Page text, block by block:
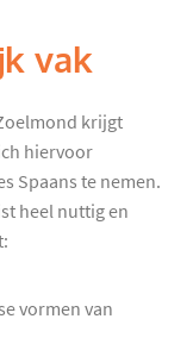
vak
krijgt
hiervoor
Spaans te nemen.
heel nuttig en
vormen van